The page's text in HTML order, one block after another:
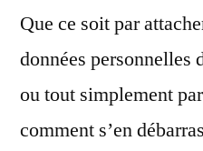
Que ce soit par
données personnelles
ou tout simplement
comment s’en